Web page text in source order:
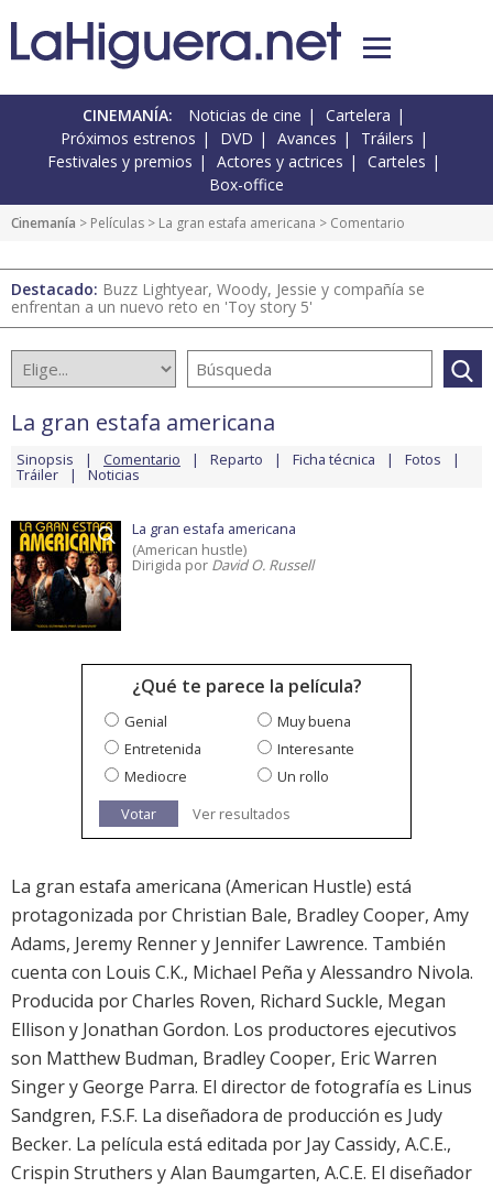
CINEMANÍA: Noticias de cine
Cartelera
Próximos estrenos
DVD Avances
Tráilers
Festivales y premios
Actores y actrices
Carteles
Box-office
Cinemanía > Películas > La gran estafa americana > Comentario
Destacado: Buzz Lightyear, Woody, Jessie y compañía se
enfrentan a un nuevo reto en 'Toy story 5'
La gran estafa americana
Sinopsis Comentario Reparto Ficha técnica Fotos
Tráiler Noticias
La gran estafa americana
(American hustle)
Dirigida por David O. Russell
¿Qué te parece la película?
Genial
Muy buena
Entretenida
Interesante
Mediocre
Un rollo
Votar
Ver resultados
La gran estafa americana (American Hustle) está
protagonizada por Christian Bale, Bradley Cooper, Amy
Adams, Jeremy Renner y Jennifer Lawrence. También
cuenta con Louis C.K., Michael Peña y Alessandro Nivola.
Producida por Charles Roven, Richard Suckle, Megan
Ellison y Jonathan Gordon. Los productores ejecutivos
son Matthew Budman, Bradley Cooper, Eric Warren
Singer y George Parra. El director de fotografía es Linus
Sandgren, F.S.F. La diseñadora de producción es Judy
Becker. La película está editada por Jay Cassidy, A.C.E.,
Crispin Struthers y Alan Baumgarten, A.C.E. El diseñador